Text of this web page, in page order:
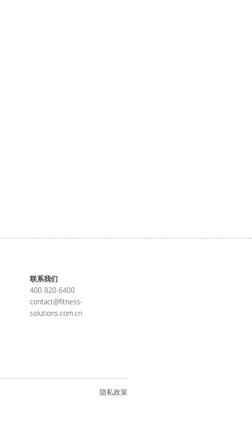
联系我们
400-820-6400
contact@fitness-
solutions.com.cn
隐私政策